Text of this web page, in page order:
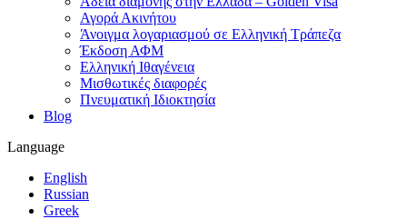
Αγορά Ακινήτου
Άνοιγμα λογαριασμού σε Ελληνική Τράπεζα
Έκδοση ΑΦΜ
Ελληνική Ιθαγένεια
Μισθωτικές διαφορές
Πνευματική Ιδιοκτησία
Blog
Language
English
Russian
Greek